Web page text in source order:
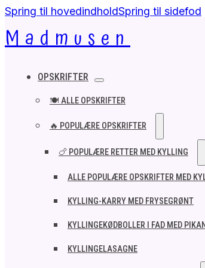
Spring til hovedindholdSpring til sidefod
Madmusen
OPSKRIFTER
🍽️ ALLE OPSKRIFTER
🔥 POPULÆRE OPSKRIFTER
🍗 POPULÆRE RETTER MED KYLLING
ALLE POPULÆRE OPSKRIFTER MED
KYLLING-KARRY MED FRYSEGRØNT
KYLLINGEKØDBOLLER I FAD MED
KYLLINGELASAGNE